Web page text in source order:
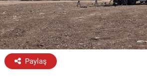
Paylaş
Eskişehir Otobüs Saatleri